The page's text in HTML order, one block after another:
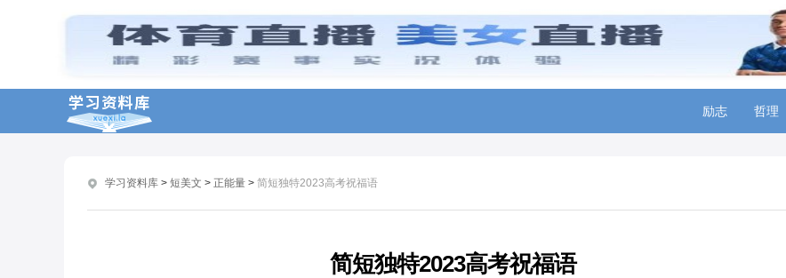
励志 哲理
学习资料库 > 短美文 > 正能量 > 简短独特2023高考祝福语
简短独特2023高考祝福语
7.1建党节祝福语推荐关于党的生日精选祝福语
兔年春节拜年祝福语句子
春节祝福语句子说说
生日祝福语简短大气说说